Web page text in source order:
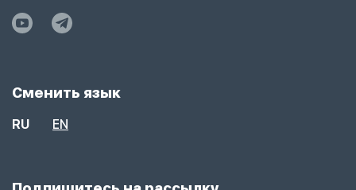
Сменить язык
RU EN